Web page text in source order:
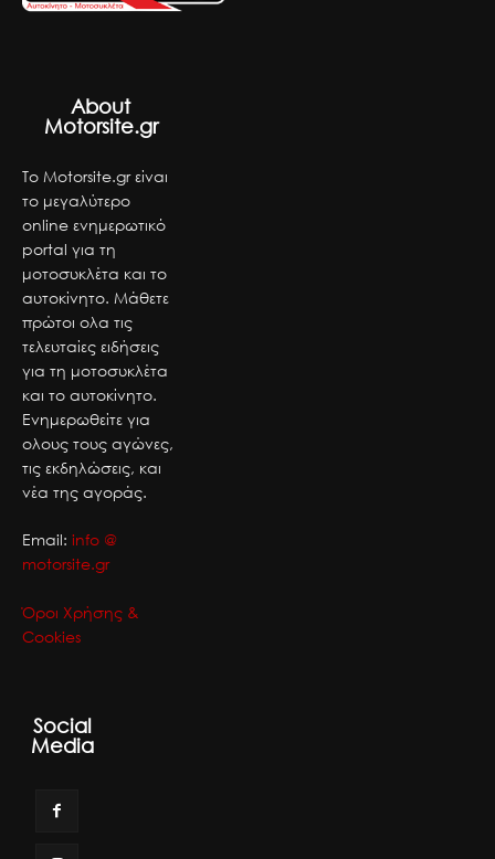
About
Motorsite.gr
Το Motorsite.gr είναι
το μεγαλύτερο
online ενημερωτικό
portal για τη
μοτοσυκλέτα και το
αυτοκίνητο. Μάθετε
πρώτοι ολα τις
τελευταίες ειδήσεις
για τη μοτοσυκλέτα
και το αυτοκίνητο.
Ενημερωθείτε για
ολους τους αγώνες,
τις εκδηλώσεις, και
νέα της αγοράς.
Email: info @
motorsite.gr
Όροι Χρήσης &
Cookies
Social
Media